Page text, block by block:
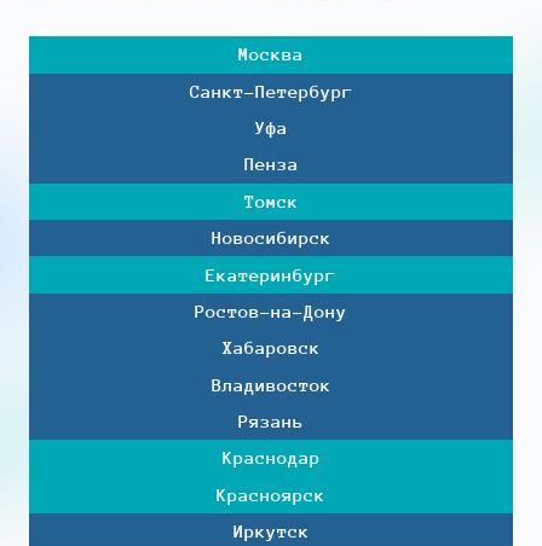
Москва
Санкт-Петербург
Уфа
Пенза
Томск
Новосибирск
Екатеринбург
Ростов-на-Дону
Хабаровск
Владивосток
Рязань
Краснодар
Красноярск
Иркутск